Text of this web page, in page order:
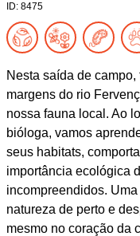
ID: 8475
Nesta saída de
margens do rio
nossa fauna local. Ao
bióloga, vamos
seus habitats,
importância ecológica
incompreendidos.
natureza de perto e
mesmo no coração da